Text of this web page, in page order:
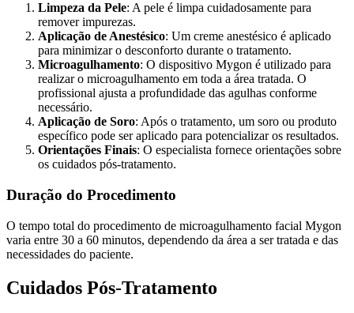
Limpeza da Pele: A pele é limpa cuidadosamente para
remover impurezas.
Aplicação de Anestésico: Um creme anestésico é aplicado
para minimizar o desconforto durante o tratamento.
Microagulhamento: O dispositivo Mygon é utilizado para
realizar o microagulhamento em toda a área tratada. O
profissional ajusta a profundidade das agulhas conforme
necessário.
Aplicação de Soro: Após o tratamento, um soro ou produto
específico pode ser aplicado para potencializar os resultados.
Orientações Finais: O especialista fornece orientações sobre
os cuidados pós-tratamento.
Duração do Procedimento
O tempo total do procedimento de microagulhamento facial Mygon
varia entre 30 a 60 minutos, dependendo da área a ser tratada e das
necessidades do paciente.
Cuidados Pós-Tratamento